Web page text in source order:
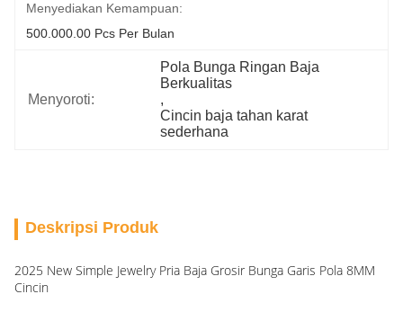
Menyediakan Kemampuan:
500.000.00 Pcs Per Bulan
Menyoroti:
Pola Bunga Ringan Baja
Berkualitas
,
Cincin baja tahan karat
sederhana
Deskripsi Produk
2025 New Simple Jewelry Pria Baja Grosir Bunga Garis Pola 8MM
Cincin